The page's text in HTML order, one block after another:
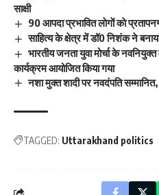
साक्षी
90 आपदा प्रभावित लाेगाें काे
साहित्य के क्षेत्र में डॉ0 निशंक ने बनाया
भारतीय जनता युवा मोर्चा के
कार्यक्रम आयोजित किया गया
नशा मुक्त शादी पर नवदंपति सम्मानित,
TAGGED: Uttarakhand politics